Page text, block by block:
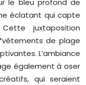
le bleu profond de
éclatant qui capte
juxtaposition
de plage
L’ambiance
également à oser
qui seraient